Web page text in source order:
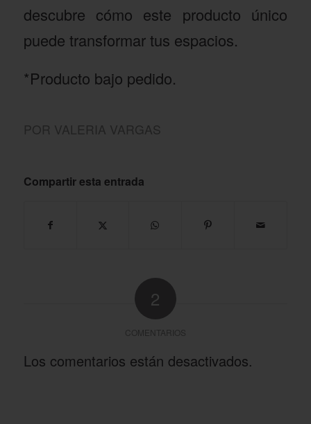
descubre cómo este producto único
puede transformar tus espacios.
*Producto bajo pedido.
POR VALERIA VARGAS
Compartir esta entrada
2
COMENTARIOS
Los comentarios están desactivados.